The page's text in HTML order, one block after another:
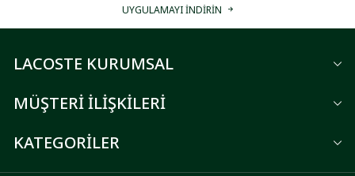
UYGULAMAYI İNDİRİN
LACOSTE KURUMSAL
MÜŞTERİ İLİŞKİLERİ
KATEGORİLER